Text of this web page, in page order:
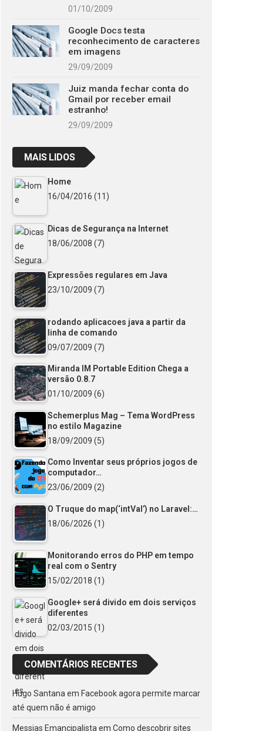
01/10/2009
Google Docs testa
reconhecimento de caracteres
em imagens
29/09/2009
Juiz manda fechar conta do
Gmail por receber email
estranho!
29/09/2009
MAIS LIDOS
Home
16/04/2016 (11)
Dicas de Segurança na Internet
18/06/2008 (7)
Expressões regulares em Java
23/10/2009 (7)
rodando aplicacoes java a partir da
linha de comando
09/07/2009 (7)
Miranda IM Portable Edition Chega a
versão 0.8.7
01/10/2009 (6)
Schemerplus Mag – Tema WordPress
no estilo Magazine
18/09/2009 (5)
Como Inventar seus próprios jogos de
computador…
23/06/2009 (2)
O Truque do map(‘intVal’) no Laravel:…
18/06/2026 (1)
Monitorando erros do PHP em tempo
real com o Sentry
15/02/2018 (1)
Google+ será divido em dois serviços
diferentes
02/03/2015 (1)
COMENTÁRIOS RECENTES
Hugo Santana em Facebook agora permite marcar
até quem não é amigo
Messias Emancipalista em Como descobrir sites